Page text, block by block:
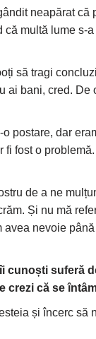
neapărat că
multă lume s-
să tragi
bani, cred. De
postare, dar
fost o
de a ne
Și nu mă
nevoie
cunoști suferă
crezi că se
și încerc să